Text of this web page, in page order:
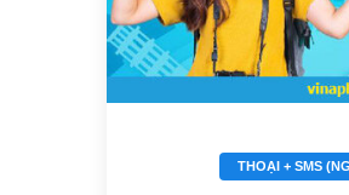
THOẠI + SMS